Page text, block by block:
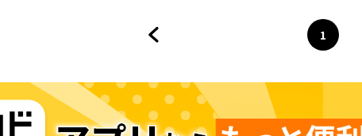
ページ
1
へ